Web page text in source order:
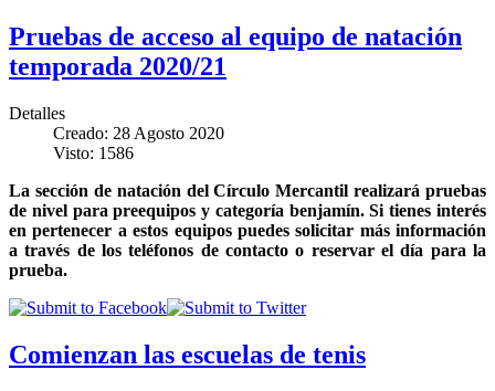
Pruebas de acceso al equipo de natación
temporada 2020/21
Detalles
Creado: 28 Agosto 2020
Visto: 1586
La sección de natación del Círculo Mercantil realizará pruebas
de nivel para preequipos y categoría benjamín. Si tienes interés
en pertenecer a estos equipos puedes solicitar más información
a través de los teléfonos de contacto o reservar el día para la
prueba.
Comienzan las escuelas de tenis